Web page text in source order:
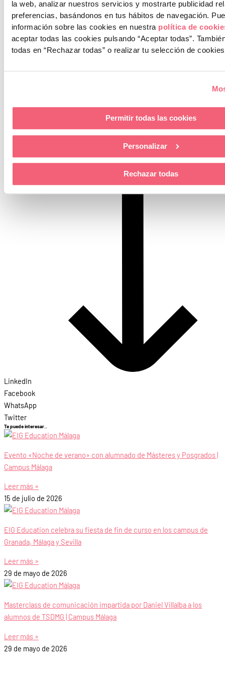
la web, analizar nuestros servicios y mostrarte publicidad
preferencias, basándonos en tus hábitos de navegación.
información sobre las cookies en nuestra política de
aceptar todas las cookies pulsando “Aceptar todas”.
todas en “Rechazar todas” o realizar tu selección de
Permitir todas las cookies
Personalizar
Rechazar todas
Los alumnos han aprendido trucos y consejos para desarrollar su
creatividad y aplicarla en el mundo profesional. Una charla muy
enriquecedora que les aportará nuevas perspectivas creativas.¡En
ESIC Andalucía apostamos por una formación innovadora y
experiencial!
COMPARTIR NOTICIA
LinkedIn
Facebook
WhatsApp
Twitter
Te puede interesar..
Evento «Noche de verano» con alumnado de Másteres y Posgrados |
Campus Málaga
Leer más »
15 de julio de 2026
EIG Education celebra su fiesta de fin de curso en los campus de
Granada, Málaga y Sevilla
Leer más »
29 de mayo de 2026
Masterclass de comunicación impartida por Daniel Villalba a los
alumnos de TSDMG | Campus Málaga
Leer más »
29 de mayo de 2026